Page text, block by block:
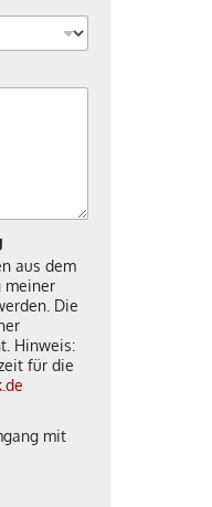
aus dem
meiner
Die
Hinweis:
für die
mit